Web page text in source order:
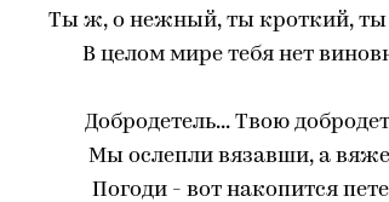
Ты ж, о нежный, ты кроткий, ты
В целом мире тебя нет
Добродетель... Твою
Мы ослепли вязавши, а
Погоди - вот накопится